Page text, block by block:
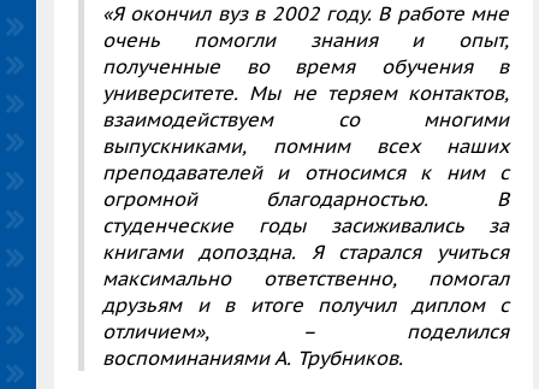
«Я окончил вуз в 2002 году. В работе мне
очень помогли знания и опыт,
полученные во время обучения в
университете. Мы не теряем контактов,
взаимодействуем со многими
выпускниками, помним всех наших
преподавателей и относимся к ним с
огромной благодарностью. В
студенческие годы засиживались за
книгами допоздна. Я старался учиться
максимально ответственно, помогал
друзьям и в итоге получил диплом с
отличием»,
– поделился
воспоминаниями А. Трубников.